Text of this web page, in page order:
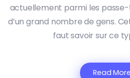
actuellement parmi les
d’un grand nombre de gens.
faut savoir sur ce
Read More